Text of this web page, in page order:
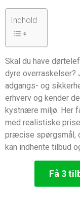
Indhold
Skal du have
dyre overraskelser?
adgangs- og
erhverv og kender
kystnære miljø. Her
med realistiske
præcise spørgsmål,
kan indhente tilbud
Få 3